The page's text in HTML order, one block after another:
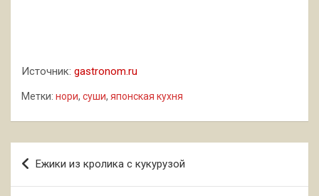
Источник: gastronom.ru
Метки: нори, суши, японская кухня
Навигация
по
Ежики из кролика с кукурузой